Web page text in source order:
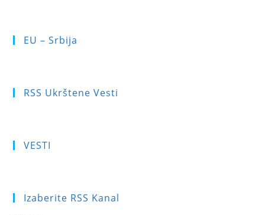
EU – Srbija
RSS Ukrštene Vesti
VESTI
Izaberite RSS Kanal